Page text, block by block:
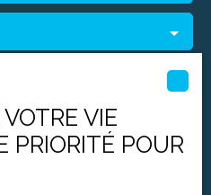
VIE
PRIORITÉ POUR